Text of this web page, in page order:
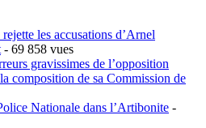
les accusations d’Arnel
- 69 858 vues
gravissimes de l’opposition
composition de sa Commission de
Nationale dans l’Artibonite -